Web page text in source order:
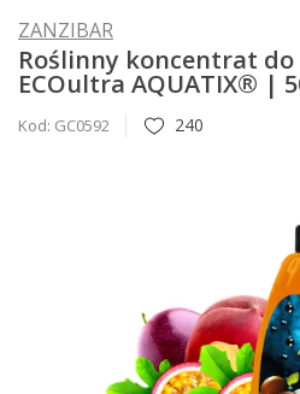
ZANZIBAR
Roślinny koncentrat do
ECOultra AQUATIX® |
Kod: GC0592 240